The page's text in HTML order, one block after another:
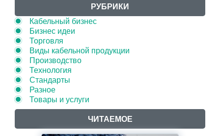
РУБРИКИ
Кабельный бизнес
Бизнес идеи
Торговля
Виды кабельной продукции
Производство
Технология
Стандарты
Разное
Товары и услуги
ЧИТАЕМОЕ